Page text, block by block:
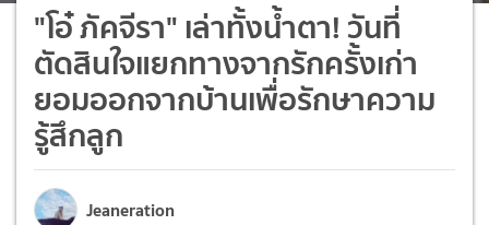
"โอ๋ ภัคจีรา" เล่าทั้งน้ำตา! วันที่
ตัดสินใจแยกทางจากรักครั้งเก่า
ยอมออกจากบ้านเพื่อรักษาความ
รู้สึกลูก
Jeaneration